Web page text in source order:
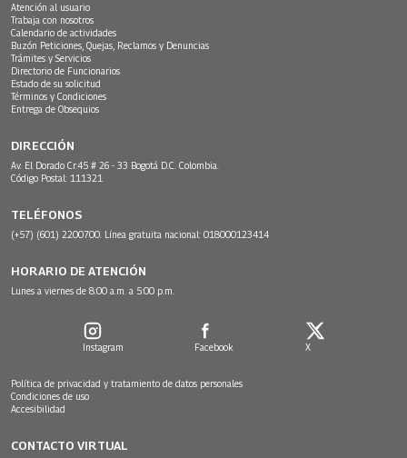
Atención al usuario
Trabaja con nosotros
Calendario de actividades
Buzón Peticiones, Quejas, Reclamos y Denuncias
Trámites y Servicios
Directorio de Funcionarios
Estado de su solicitud
Términos y Condiciones
Entrega de Obsequios
DIRECCIÓN
Av. El Dorado Cr.45 # 26 - 33 Bogotá D.C. Colombia.
Código Postal: 111321
TELÉFONOS
(+57) (601) 2200700. Línea gratuita nacional: 018000123414
HORARIO DE ATENCIÓN
Lunes a viernes de 8:00 a.m. a 5:00 p.m.
Instagram Facebook X
Política de privacidad y tratamiento de datos personales
Condiciones de uso
Accesibilidad
CONTACTO VIRTUAL